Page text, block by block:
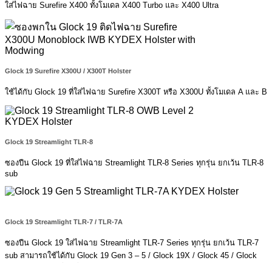
ใส่ไฟฉาย Surefire X400 ทั้งโมเดล X400 Turbo และ X400 Ultra
Glock 19 Surefire X300U / X300T Holster
ใช้ได้กับ Glock 19 ที่ใส่ไฟฉาย Surefire X300T หรือ X300U ทั้งโมเดล A และ B
Glock 19 Streamlight TLR-8
ซองปืน Glock 19 ที่ใส่ไฟฉาย Streamlight TLR-8 Series ทุกรุ่น ยกเว้น TLR-8
sub
Glock 19 Streamlight TLR-7 / TLR-7A
ซองปืน Glock 19 ใส่ไฟฉาย Streamlight TLR-7 Series ทุกรุ่น ยกเว้น TLR-7
sub สามารถใช้ได้กับ Glock 19 Gen 3 – 5 / Glock 19X / Glock 45 / Glock